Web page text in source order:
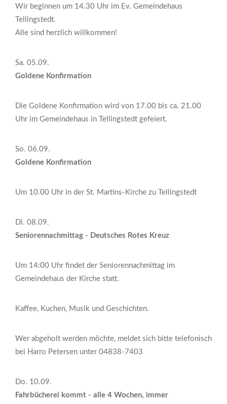
Wir beginnen um 14.30 Uhr im Ev. Gemeindehaus
Tellingstedt.
Alle sind herzlich willkommen!
Sa. 05.09.
Goldene Konfirmation
Die Goldene Konfirmation wird von 17.00 bis ca. 21.00
Uhr im Gemeindehaus in Tellingstedt gefeiert.
So. 06.09.
Goldene Konfirmation
Um 10.00 Uhr in der St. Martins-Kirche zu Tellingstedt
Di. 08.09.
Seniorennachmittag - Deutsches Rotes Kreuz
Um 14:00 Uhr findet der Seniorennachmittag im
Gemeindehaus der Kirche statt.
Kaffee, Kuchen, Musik und Geschichten.
Wer abgeholt werden möchte, meldet sich bitte telefonisch
bei Harro Petersen unter 04838-7403
Do. 10.09.
Fahrbücherei kommt - alle 4 Wochen, immer